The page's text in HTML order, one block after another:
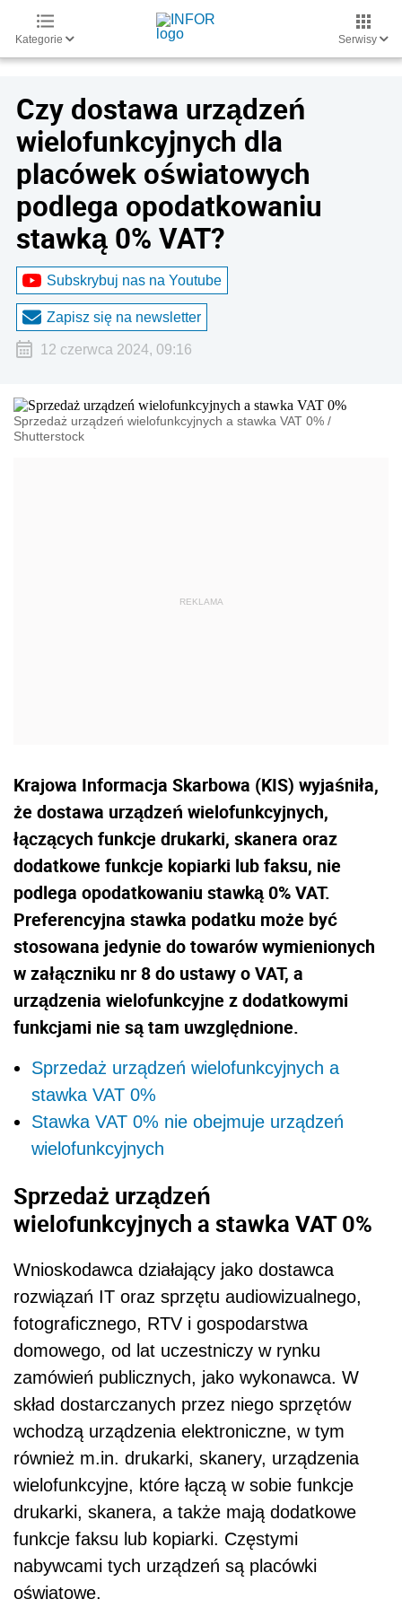
Kategorie Serwisy
Czy dostawa urządzeń
wielofunkcyjnych dla
placówek oświatowych
podlega opodatkowaniu
stawką 0% VAT?
Subskrybuj nas na Youtube
Zapisz się na newsletter
12 czerwca 2024, 09:16
Sprzedaż urządzeń wielofunkcyjnych a stawka VAT 0% /
Shutterstock
Krajowa Informacja Skarbowa (KIS) wyjaśniła,
że dostawa urządzeń wielofunkcyjnych,
łączących funkcje drukarki, skanera oraz
dodatkowe funkcje kopiarki lub faksu, nie
podlega opodatkowaniu stawką 0% VAT.
Preferencyjna stawka podatku może być
stosowana jedynie do towarów wymienionych
w załączniku nr 8 do ustawy o VAT, a
urządzenia wielofunkcyjne z dodatkowymi
funkcjami nie są tam uwzględnione.
Sprzedaż urządzeń wielofunkcyjnych a
stawka VAT 0%
Stawka VAT 0% nie obejmuje urządzeń
wielofunkcyjnych
Sprzedaż urządzeń
wielofunkcyjnych a stawka VAT 0%
Wnioskodawca działający jako dostawca
rozwiązań IT oraz sprzętu audiowizualnego,
fotograficznego, RTV i gospodarstwa
domowego, od lat uczestniczy w rynku
zamówień publicznych, jako wykonawca. W
skład dostarczanych przez niego sprzętów
wchodzą urządzenia elektroniczne, w tym
również m.in. drukarki, skanery, urządzenia
wielofunkcyjne, które łączą w sobie funkcje
drukarki, skanera, a także mają dodatkowe
funkcje faksu lub kopiarki. Częstymi
nabywcami tych urządzeń są placówki
oświatowe.